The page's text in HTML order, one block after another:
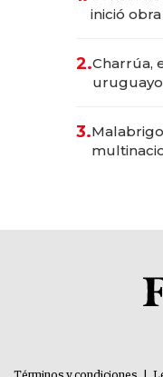
inició
millones
2.Charrúa,
3.